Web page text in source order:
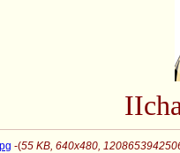
-(55 KB, 640x480,